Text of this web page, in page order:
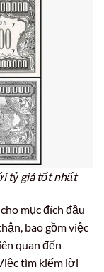
tỷ giá tốt nhất
cho mục đích đầu
bao gồm việc
quan đến
tìm kiếm lời